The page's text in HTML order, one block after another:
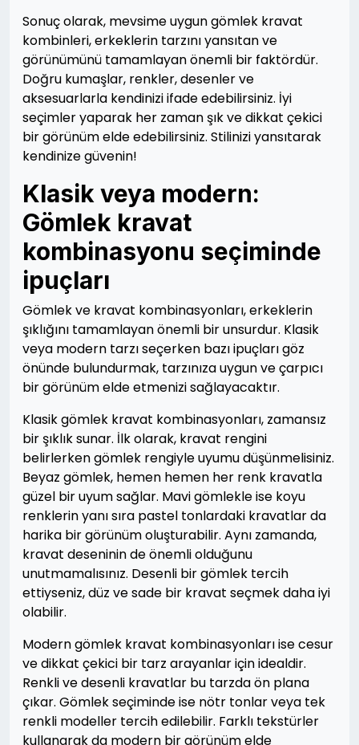
Sonuç olarak, mevsime uygun gömlek kravat
kombinleri, erkeklerin tarzını yansıtan ve
görünümünü tamamlayan önemli bir faktördür.
Doğru kumaşlar, renkler, desenler ve
aksesuarlarla kendinizi ifade edebilirsiniz. İyi
seçimler yaparak her zaman şık ve dikkat çekici
bir görünüm elde edebilirsiniz. Stilinizi yansıtarak
kendinize güvenin!
Klasik veya modern:
Gömlek kravat
kombinasyonu seçiminde
ipuçları
Gömlek ve kravat kombinasyonları, erkeklerin
şıklığını tamamlayan önemli bir unsurdur. Klasik
veya modern tarzı seçerken bazı ipuçları göz
önünde bulundurmak, tarzınıza uygun ve çarpıcı
bir görünüm elde etmenizi sağlayacaktır.
Klasik gömlek kravat kombinasyonları, zamansız
bir şıklık sunar. İlk olarak, kravat rengini
belirlerken gömlek rengiyle uyumu düşünmelisiniz.
Beyaz gömlek, hemen hemen her renk kravatla
güzel bir uyum sağlar. Mavi gömlekle ise koyu
renklerin yanı sıra pastel tonlardaki kravatlar da
harika bir görünüm oluşturabilir. Aynı zamanda,
kravat deseninin de önemli olduğunu
unutmamalısınız. Desenli bir gömlek tercih
ettiyseniz, düz ve sade bir kravat seçmek daha iyi
olabilir.
Modern gömlek kravat kombinasyonları ise cesur
ve dikkat çekici bir tarz arayanlar için idealdir.
Renkli ve desenli kravatlar bu tarzda ön plana
çıkar. Gömlek seçiminde ise nötr tonlar veya tek
renkli modeller tercih edilebilir. Farklı tekstürler
kullanarak da modern bir görünüm elde